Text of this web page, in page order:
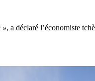
», a déclaré l’économiste